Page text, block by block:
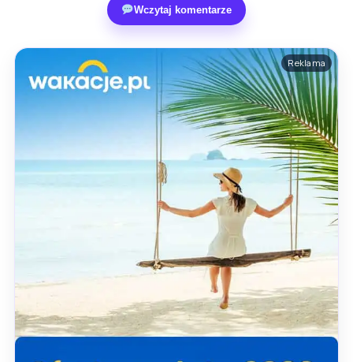
Wczytaj komentarze
Reklama